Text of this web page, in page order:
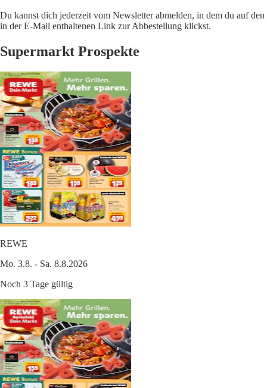
Du kannst dich jederzeit vom Newsletter abmelden, in dem du auf den
in der E-Mail enthaltenen Link zur Abbestellung klickst.
Supermarkt Prospekte
REWE
Mo. 3.8. - Sa. 8.8.2026
Noch 3 Tage gültig